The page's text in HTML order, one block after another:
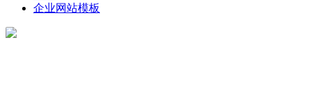
企业网站模板